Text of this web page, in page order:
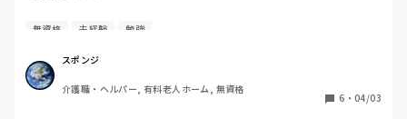
こんな職員居てるのでしょうか…
もう、また、涙が出そうです
私はこのままできるかと疑心暗鬼です。
日勤帯の業務が時間内になかなか終わりません😭
早番　7:00〜16:00 大体終わる
日勤　9:00〜18:00 「終わらない事が多い、、」
遅番　10:00〜19:00 大体終わる
無資格 未経験 勉強
スポンジ
介護職・ヘルパー, 有料老人ホーム, 無資格
6 ・ 04/03